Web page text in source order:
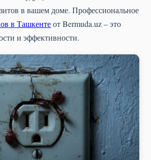
в вашем доме. Профессиональное
в Ташкентеот Bermuda.uz – это
и эффективности.